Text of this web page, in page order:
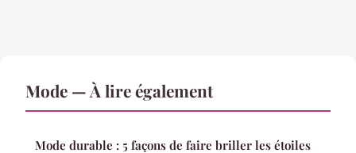
Mode — À lire également
Mode durable : 5 façons de faire briller les étoiles